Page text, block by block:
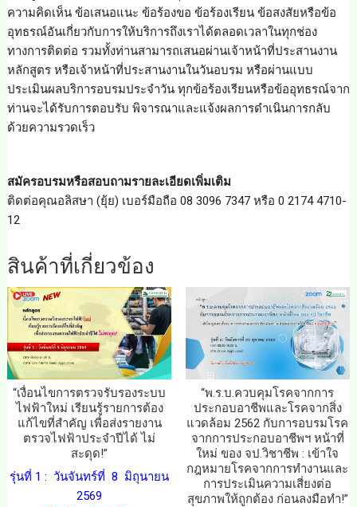
ความคิดเห็น ข้อเสนอแนะ ข้อร้องขอ ข้อร้องเรียน ข้อสงสัยหรือข้อ
อุทธรณ์อันเกี่ยวกับการให้บริการถึงเราได้ตลอดเวลาในทุกช่อง
ทางการติดต่อ รวมทั้งท่านสามารถเสนอผ่านเจ้าหน้าที่ประสานงาน
หลักสูตร หรือเจ้าหน้าที่ประสานงานในวันอบรม หรือผ่านแบบ
ประเมินผลบริการอบรมประจำวัน ทุกข้อร้องเรียนหรือข้ออุทธรณ์จาก
ท่านจะได้รับการตอบรับ พิจารณาและแจ้งผลการดำเนินการกลับ
ด้วยความรวดเร็ว
สมัครอบรมหรือสอบถามรายละเอียดเพิ่มเติม
ติดต่อคุณอลิสษา (ยุ้ย) เบอร์มือถือ 08 3096 7347 หรือ 0 2174 4710-
12
สินค้าที่เกี่ยวข้อง
“เงื่อนไขการตรวจรับรองระบบ
ไฟฟ้าใหม่ เรียนรู้รายการต้อง
แก้ไขที่สำคัญ เพื่อส่งรายงาน
ตรวจไฟฟ้าประจำปีได้ ไม่
สะดุด!”
รุ่นที่ 1 : วันจันทร์ที่ 8 มิถุนายน
2569
“พ.ร.บ.ควบคุมโรคจากการ
ประกอบอาชีพและโรคจากสิ่ง
แวดล้อม 2562 กับการอบรมโรค
จากการประกอบอาชีพฯ หน้าที่
ใหม่ ของ จป.วิชาชีพ : เข้าใจ
กฎหมายโรคจากการทำงานและ
การประเมินความเสี่ยงต่อ
สุขภาพให้ถูกต้อง ก่อนลงมือทำ!”